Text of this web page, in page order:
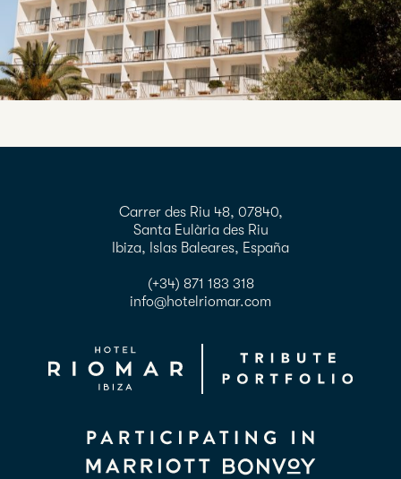
Carrer des Riu 48, 07840,
Santa Eulària des Riu
Ibiza, Islas Baleares, España
(+34) 871 183 318
info@hotelriomar.com